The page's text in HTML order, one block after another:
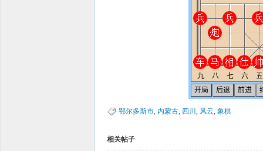
鄂尔多斯市, 内蒙古, 四川 , 风云, 象棋
相关帖子